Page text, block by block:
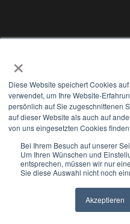
×
Diese Website speichert Cookies
verwendet, um Ihre Website-
persönlich auf Sie zugeschnittenen
auf dieser Website als auch auf
von uns eingesetzten Cookies
Bei Ihrem Besuch auf unserer
Um Ihren Wünschen und
entsprechen, müssen wir nur
Sie diese Auswahl nicht noch
Akzeptieren
Darum
Wir nutzen Cookies, um Ihnen die
verbessern. Wir berücksichtigen
verarbeiten Daten für Marketing,
wenn Sie uns durch Klicken auf
Einverständnis geben. Sie können
Wirkung für die Zukunft
Cookies und
'Einstellungen'.
Alle